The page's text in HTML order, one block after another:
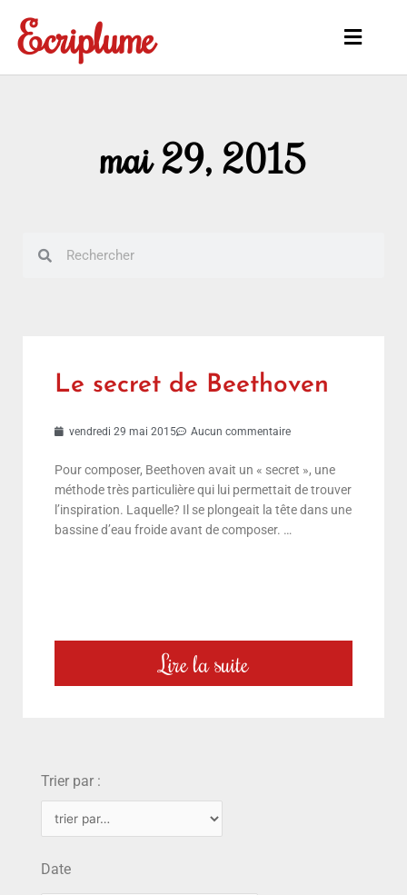
contenu
Ecriplume
Main
mai 29, 2015
Le secret de Beethoven
vendredi 29 mai 2015 Aucun commentaire
Pour composer, Beethoven avait un « secret », une
méthode très particulière qui lui permettait de trouver
l’inspiration. Laquelle? Il se plongeait la tête dans une
bassine d’eau froide avant de composer. …
Lire la suite
Trier par :
Date